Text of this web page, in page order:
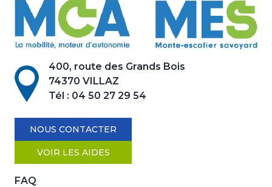
400, route des Grands Bois
74370 VILLAZ
Tél : 04 50 27 29 54
NOUS CONTACTER
VOIR LES AIDES
FAQ